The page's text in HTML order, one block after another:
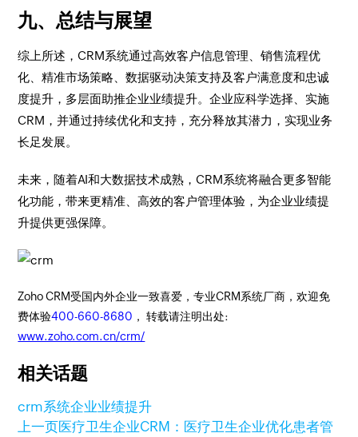
九、总结与展望
综上所述，CRM系统通过高效客户信息管理、销售流程优
化、精准市场策略、数据驱动决策支持及客户满意度和忠诚
度提升，多层面助推企业业绩提升。企业应科学选择、实施
CRM，并通过持续优化和支持，充分释放其潜力，实现业务
长足发展。
未来，随着AI和大数据技术成熟，CRM系统将融合更多智能
化功能，带来更精准、高效的客户管理体验，为企业业绩提
升提供更强保障。
Zoho CRM受国内外企业一致喜爱，专业CRM系统厂商，欢迎免
费体验400-660-8680 ， 转载请注明出处:
www.zoho.com.cn/crm/
相关话题
crm系统企业业绩提升
上一页医疗卫生企业CRM：医疗卫生企业优化患者管